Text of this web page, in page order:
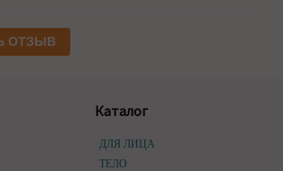
ОТЗЫВ
Каталог
ДЛЯ ЛИЦА
ТЕЛО